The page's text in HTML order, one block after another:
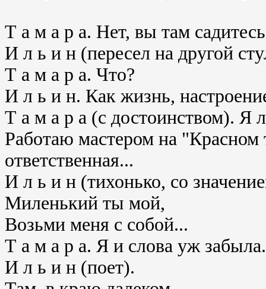
Т а м а р а. Нет, вы там
И л ь и н (пересел на другой
Т а м а р а. Что?
И л ь и н. Как жизнь,
Т а м а р а (с достоинством). Я
Работаю мастером на "Красном
ответственная...
И л ь и н (тихонько, со
Миленький ты мой,
Возьми меня с собой...
Т а м а р а. Я и слова уж забыла.
И л ь и н (поет).